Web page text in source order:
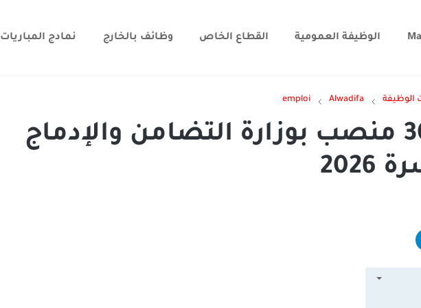
الوظيفة العمومية القطاع الخاص وظائف بالخارج نمادج المباريات
الوظيفة Alwadifa
emploi
مباراة توظيف 30 منصب بوزارة التضامن والإدماج